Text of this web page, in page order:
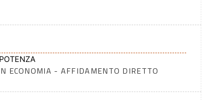
ECONOMIA - AFFIDAMENTO DIRETTO